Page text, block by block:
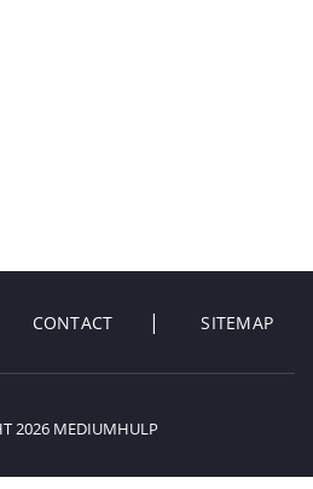
CONTACT SITEMAP
2026 MEDIUMHULP